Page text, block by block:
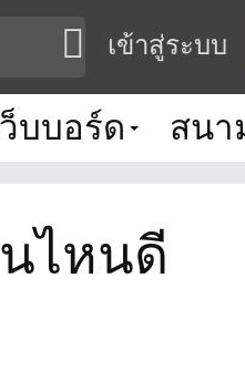
เข้าสู่ระบบ
บบอร์ด สน
ไหนดี